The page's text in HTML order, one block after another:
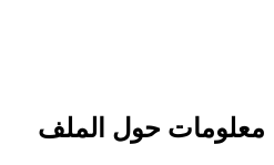
معلومات حول الملف